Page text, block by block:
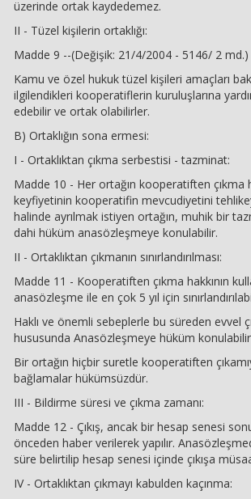
üzerinde ortak kaydedemez.
II - Tüzel kişilerin ortaklığı:
Madde 9 --(Değişik: 21/4/2004 - 5146/ 2 md.)
Kamu ve özel hukuk tüzel kişileri amaçları
ilgilendikleri kooperatiflerin kuruluşlarına
edebilir ve ortak olabilirler.
B) Ortaklığın sona ermesi:
I - Ortaklıktan çıkma serbestisi - tazminat:
Madde 10 - Her ortağın kooperatiften çıkma
keyfiyetinin kooperatifin mevcudiyetini
halinde ayrılmak istiyen ortağın, muhik bir
dahi hüküm anasözleşmeye konulabilir.
II - Ortaklıktan çıkmanın sınırlandırılması:
Madde 11 - Kooperatiften çıkma hakkının
anasözleşme ile en çok 5 yıl için
Haklı ve önemli sebeplerle bu süreden evvel
hususunda Anasözleşmeye hüküm
Bir ortağın hiçbir suretle kooperatiften
bağlamalar hükümsüzdür.
III - Bildirme süresi ve çıkma zamanı:
Madde 12 - Çıkış, ancak bir hesap senesi
önceden haber verilerek yapılır.
süre belirtilip hesap senesi içinde çıkışa
IV - Ortaklıktan çıkmayı kabulden kaçınma: